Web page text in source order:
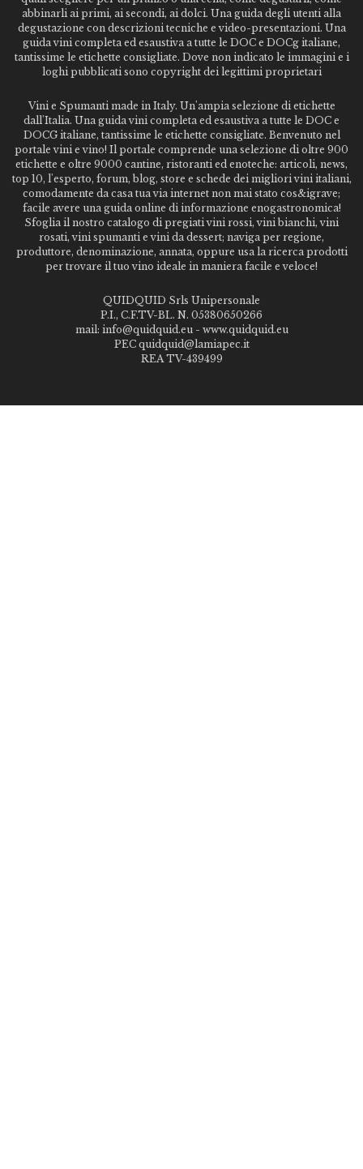
abbinarli ai primi, ai secondi, ai dolci. Una guida degli utenti alla
degustazione con descrizioni tecniche e video-presentazioni. Una
guida vini completa ed esaustiva a tutte le DOC e DOCg italiane,
tantissime le etichette consigliate. Dove non indicato le immagini e i
loghi pubblicati sono copyright dei legittimi proprietari
Vini e Spumanti made in Italy. Un'ampia selezione di etichette
dall'Italia. Una guida vini completa ed esaustiva a tutte le DOC e
DOCG italiane, tantissime le etichette consigliate. Benvenuto nel
portale vini e vino! Il portale comprende una selezione di oltre 900
etichette e oltre 9000 cantine, ristoranti ed enoteche: articoli, news,
top 10, l'esperto, forum, blog, store e schede dei migliori vini italiani,
comodamente da casa tua via internet non mai stato cos&igrave;
facile avere una guida online di informazione enogastronomica!
Sfoglia il nostro catalogo di pregiati vini rossi, vini bianchi, vini
rosati, vini spumanti e vini da dessert; naviga per regione,
produttore, denominazione, annata, oppure usa la ricerca prodotti
per trovare il tuo vino ideale in maniera facile e veloce!
QUIDQUID Srls Unipersonale
P.I., C.F.TV-BL. N. 05380650266
mail: info@quidquid.eu - www.quidquid.eu
PEC quidquid@lamiapec.it
REA TV-439499